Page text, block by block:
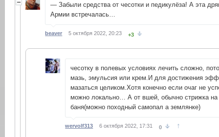
— Забыли средства от чесотки и педикулёза! А эта
Армии встречалась…
beaver 5 октября 2022, 20:23 +3
чесотку в полевых условиях лечить сложно,
мазь, эмульсия или крем.И для достижения
мазаться целиком.Хотя конечно если очаг не
можно локально… А от вшей, обычно стрижка на
баня(можно походный самопал а землянке)
wervolf313 6 октября 2022, 17:31 0 ↑